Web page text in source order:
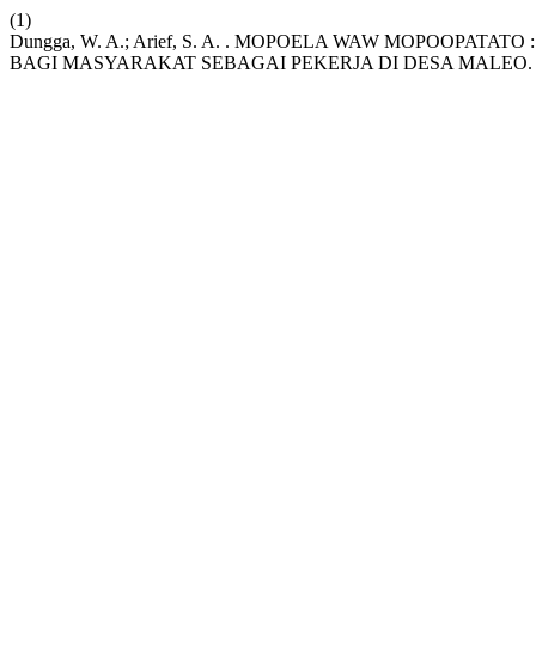
(1)
Dungga, W. A.; Arief, S. A. . MOPOELA WAW
BAGI MASYARAKAT SEBAGAI PEKERJA DI DESA MALEO.